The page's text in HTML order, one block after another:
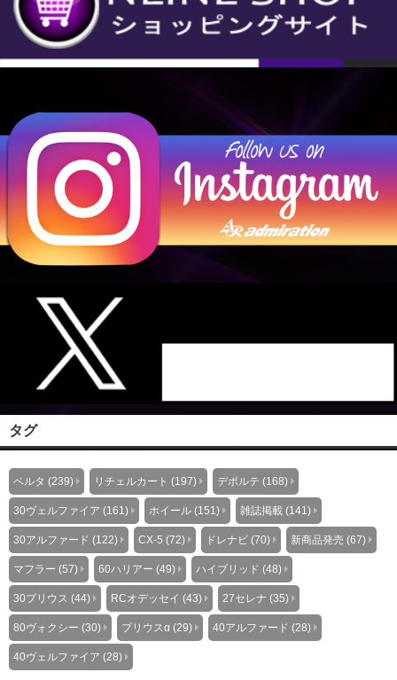
タグ
ベルタ (239) リチェルカート (197) デポルテ (168)
30ヴェルファイア (161) ホイール (151) 雑誌掲載 (141)
30アルファード (122) CX-5 (72) ドレナビ (70) 新商品発売 (67)
マフラー (57) 60ハリアー (49) ハイブリッド (48)
30プリウス (44) RCオデッセイ (43) 27セレナ (35)
80ヴォクシー (30) プリウスα (29) 40アルファード (28)
40ヴェルファイア (28)